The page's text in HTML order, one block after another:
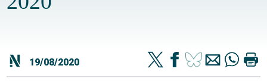
19/08/2020